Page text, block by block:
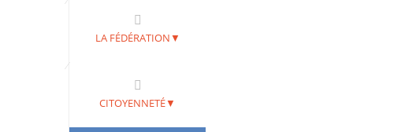
LA FÉDÉRATION▼
CITOYENNETÉ▼